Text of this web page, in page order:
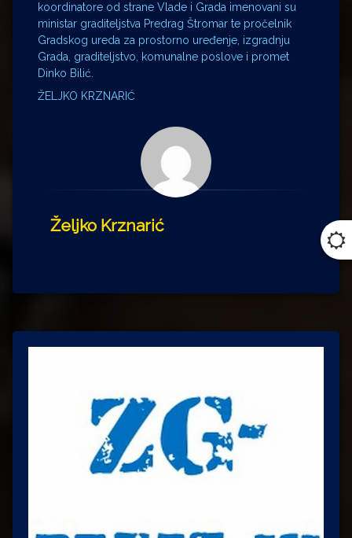
koordinatore od strane Vlade i Grada imenovani su
ministar graditeljstva Predrag Štromar te pročelnik
Gradskog ureda za prostorno uređenje, izgradnju
Grada, graditeljstvo, komunalne poslove i promet
Dinko Bilić.
ŽELJKO KRZNARIĆ
Željko Krznarić